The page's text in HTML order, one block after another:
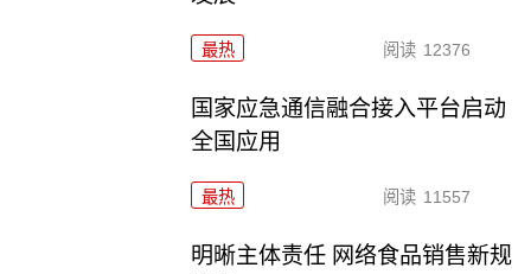
最热 阅读 12376
国家应急通信融合接入平台启动
全国应用
最热 阅读 11557
明晰主体责任 网络食品销售新规